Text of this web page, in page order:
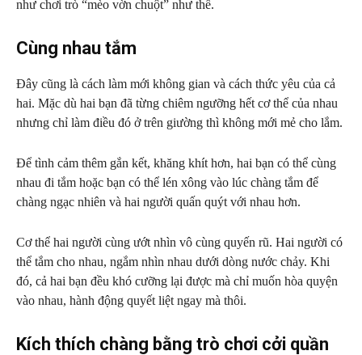
như chơi trò “mèo vờn chuột” như thế.
Cùng nhau tắm
Đây cũng là cách làm mới không gian và cách thức yêu của cả
hai. Mặc dù hai bạn đã từng chiêm ngưỡng hết cơ thể của nhau
nhưng chỉ làm điều đó ở trên giường thì không mới mẻ cho lắm.
Để tình cảm thêm gắn kết, khăng khít hơn, hai bạn có thể cùng
nhau đi tắm hoặc bạn có thể lén xông vào lúc chàng tắm để
chàng ngạc nhiên và hai người quấn quýt với nhau hơn.
Cơ thể hai người cùng ướt nhìn vô cùng quyến rũ. Hai người có
thể tắm cho nhau, ngắm nhìn nhau dưới dòng nước chảy. Khi
đó, cả hai bạn đều khó cưỡng lại được mà chỉ muốn hòa quyện
vào nhau, hành động quyết liệt ngay mà thôi.
Kích thích chàng bằng trò chơi cởi quần